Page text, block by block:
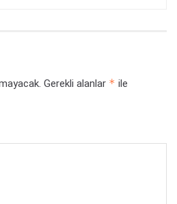
Gerekli alanlar * ile